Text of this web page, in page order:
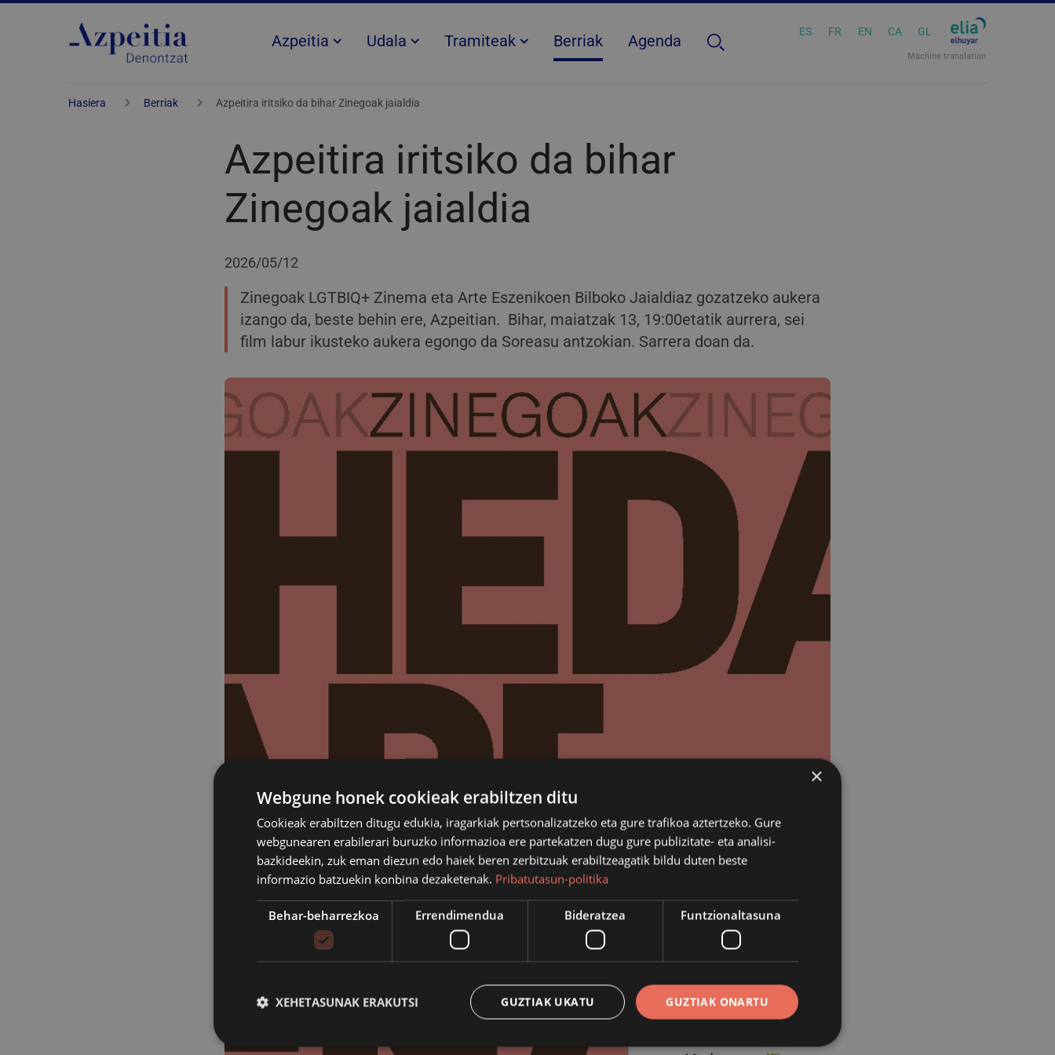
Azpeitia Udala Tramiteak Berriak Agenda ES FR EN CA GL
Machine translation
Hasiera Berriak Azpeitira iritsiko da bihar Zinegoak jaialdia
Azpeitira iritsiko da bihar
Zinegoak jaialdia
2026/05/12
Zinegoak LGTBIQ+ Zinema eta Arte Eszenikoen Bilboko Jaialdiaz gozatzeko aukera
izango da, beste behin ere, Azpeitian. Bihar, maiatzak 13, 19:00etatik aurrera, sei
film labur ikusteko aukera egongo da Soreasu antzokian. Sarrera doan da.
×
Webgune honek cookieak erabiltzen ditu
Cookieak erabiltzen ditugu edukia, iragarkiak pertsonalizatzeko eta gure trafikoa aztertzeko. Gure
webgunearen erabilerari buruzko informazioa ere partekatzen dugu gure publizitate- eta analisi-
bazkideekin, zuk eman diezun edo haiek beren zerbitzuak erabiltzeagatik bildu duten beste
informazio batzuekin konbina dezaketenak. Pribatutasun-politika
Behar-beharrezkoa Errendimendua Bideratzea Funtzionaltasuna
GUZTIAK ONARTU
GUZTIAK UKATU
XEHETASUNAK ERAKUTSI